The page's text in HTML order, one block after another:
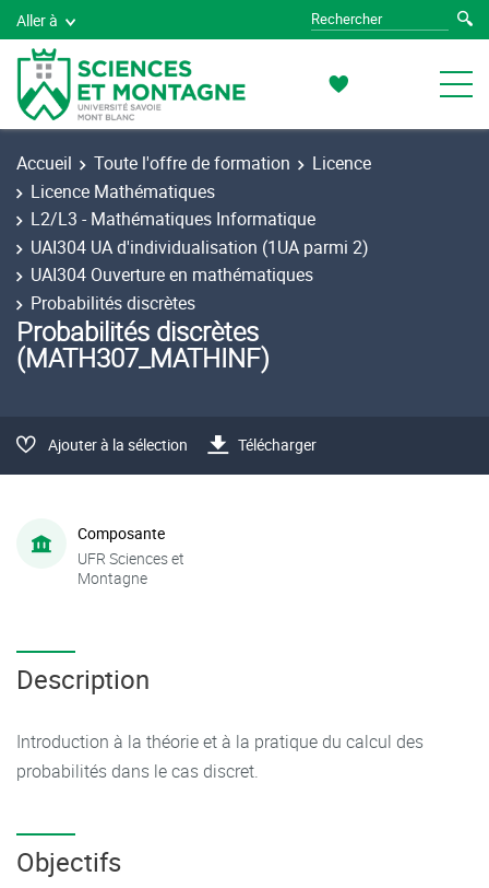
Aller à
Accueil Toute l'offre de formation
Licence
Licence Mathématiques
L2/L3 - Mathématiques Informatique
UAI304 UA d'individualisation (1UA parmi 2)
UAI304 Ouverture en mathématiques
Probabilités discrètes
Probabilités discrètes
(MATH307_MATHINF)
Ajouter à la sélection Télécharger
Composante
UFR Sciences et
Montagne
Description
Introduction à la théorie et à la pratique du calcul des
probabilités dans le cas discret.
Objectifs